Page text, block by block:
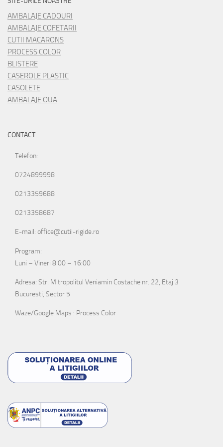
AMBALAJE CADOURI
AMBALAJE COFETARII
CUTII MACARONS
PROCESS COLOR
BLISTERE
CASEROLE PLASTIC
CASOLETE
AMBALAJE OUA
CONTACT
Telefon:
0724899998
0213359688
0213358687
E-mail: office@cutii-rigide.ro
Program:
Luni – Vineri 8:00 – 16:00
Adresa: Str. Mitropolitul Veniamin Costache nr. 22, Etaj 3
Bucuresti, Sector 5
Waze/Google Maps : Process Color